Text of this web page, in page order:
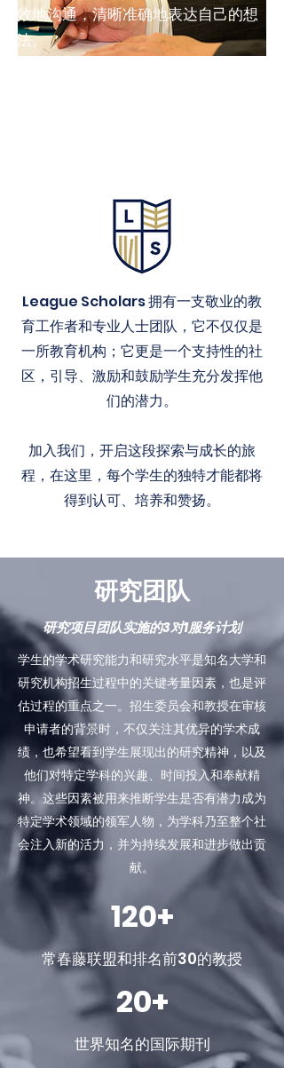
效地沟通，清晰准确地表达自己的想
法。
League Scholars 拥有一支敬业的教
育工作者和专业人士团队，它不仅仅是
一所教育机构；它更是一个支持性的社
区，引导、激励和鼓励学生充分发挥他
们的潜力。
加入我们，开启这段探索与成长的旅
程，在这里，每个学生的独特才能都将
得到认可、培养和赞扬。
研究团队
研究项目团队实施的3对1服务计划
学生的学术研究能力和研究水平是知名大学和
研究机构招生过程中的关键考量因素，也是评
估过程的重点之一。招生委员会和教授在审核
申请者的背景时，不仅关注其优异的学术成
绩，也希望看到学生展现出的研究精神，以及
他们对特定学科的兴趣、时间投入和奉献精
神。这些因素被用来推断学生是否有潜力成为
特定学术领域的领军人物，为学科乃至整个社
会注入新的活力，并为持续发展和进步做出贡
献。
120+
常春藤联盟和排名前30的教授
20+
世界知名的国际期刊